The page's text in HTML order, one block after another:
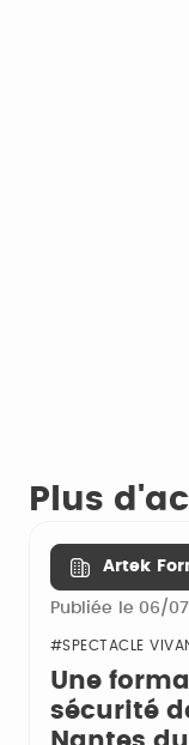
Plus
Artek
Publiée le 06/
#SPECTACLE
Une
sécurité